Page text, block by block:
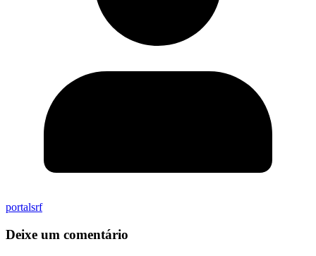
portalsrf
Deixe um comentário